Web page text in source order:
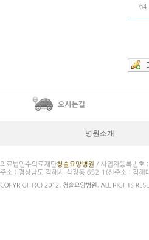
64
병원소개